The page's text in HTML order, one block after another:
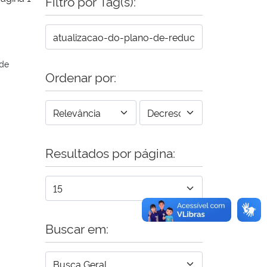
Ordenar por:
Resultados por página:
Buscar em: